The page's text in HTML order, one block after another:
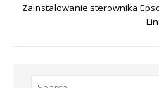
Zainstalowanie sterownika